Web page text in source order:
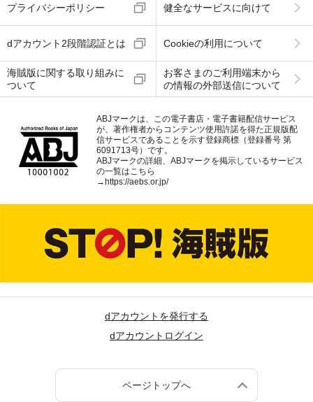
プライバシーポリシー 健全なサービスに向けて
dアカウント2段階認証とは Cookieの利用について
海賊版に関する取り組みに
ついて
お客さまのご利用端末から
の情報の外部送信について
ABJマークは、この電子書店・電子書籍配信サービス
が、著作権者からコンテンツ使用許諾を得た正規版配
信サービスであることを示す登録商標（登録番号 第
6091713号）です。
ABJマークの詳細、ABJマークを掲示しているサービス
の一覧はこちら
→ https://aebs.or.jp/
dアカウントを発行する
dアカウントログイン
ページトップへ